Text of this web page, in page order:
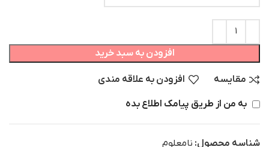
افزودن به سبد خرید
مقایسه افزودن به علاقه مندی
به من از طریق پیامک اطلاع بده
شناسه محصول: نامعلوم